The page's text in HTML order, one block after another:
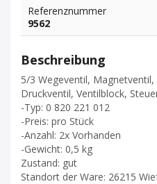
Referenznummer
9562
Beschreibung
5/3 Wegeventil,
Druckventil, Ventilblock,
-Typ: 0 820 221 012
-Preis: pro Stück
-Anzahl: 2x Vorhanden
-Gewicht: 0,5 kg
Zustand: gut
Standort der Ware: 26215